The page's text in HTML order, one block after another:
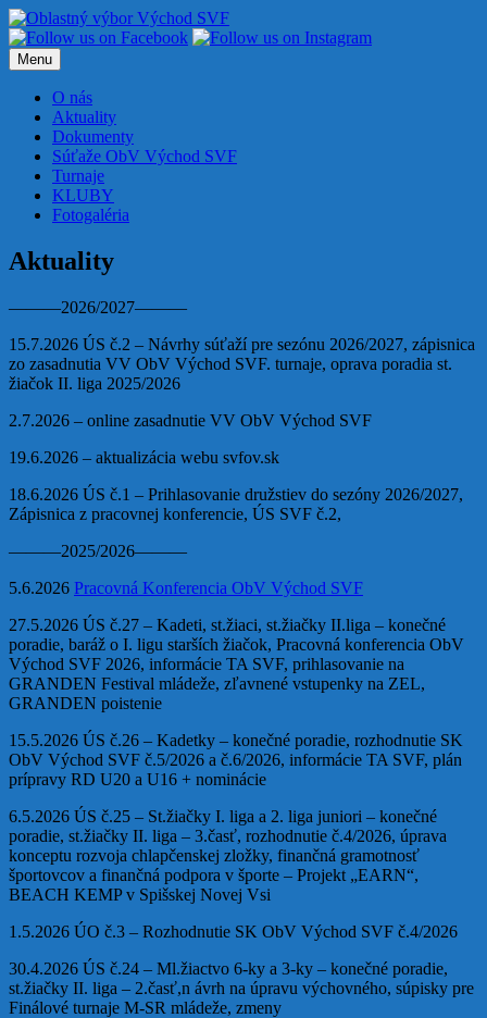
Preskočiť
na
obsah
Menu
O nás
Aktuality
Dokumenty
Súťaže ObV Východ SVF
Turnaje
KLUBY
Fotogaléria
Aktuality
———2026/2027———
15.7.2026 ÚS č.2 – Návrhy súťaží pre sezónu 2026/2027, zápisnica
zo zasadnutia VV ObV Východ SVF. turnaje, oprava poradia st.
žiačok II. liga 2025/2026
2.7.2026 – online zasadnutie VV ObV Východ SVF
19.6.2026 – aktualizácia webu svfov.sk
18.6.2026 ÚS č.1 – Prihlasovanie družstiev do sezóny 2026/2027,
Zápisnica z pracovnej konferencie, ÚS SVF č.2,
———2025/2026———
5.6.2026 Pracovná Konferencia ObV Východ SVF
27.5.2026 ÚS č.27 – Kadeti, st.žiaci, st.žiačky II.liga – konečné
poradie, baráž o I. ligu starších žiačok, Pracovná konferencia ObV
Východ SVF 2026, informácie TA SVF, prihlasovanie na
GRANDEN Festival mládeže, zľavnené vstupenky na ZEL,
GRANDEN poistenie
15.5.2026 ÚS č.26 – Kadetky – konečné poradie, rozhodnutie SK
ObV Východ SVF č.5/2026 a č.6/2026, informácie TA SVF, plán
prípravy RD U20 a U16 + nominácie
6.5.2026 ÚS č.25 – St.žiačky I. liga a 2. liga juniori – konečné
poradie, st.žiačky II. liga – 3.časť, rozhodnutie č.4/2026, úprava
konceptu rozvoja chlapčenskej zložky, finančná gramotnosť
športovcov a finančná podpora v športe – Projekt „EARN“,
BEACH KEMP v Spišskej Novej Vsi
1.5.2026 ÚO č.3 – Rozhodnutie SK ObV Východ SVF č.4/2026
30.4.2026 ÚS č.24 – Ml.žiactvo 6-ky a 3-ky – konečné poradie,
st.žiačky II. liga – 2.časť,n ávrh na úpravu výchovného, súpisky pre
Finálové turnaje M-SR mládeže, zmeny